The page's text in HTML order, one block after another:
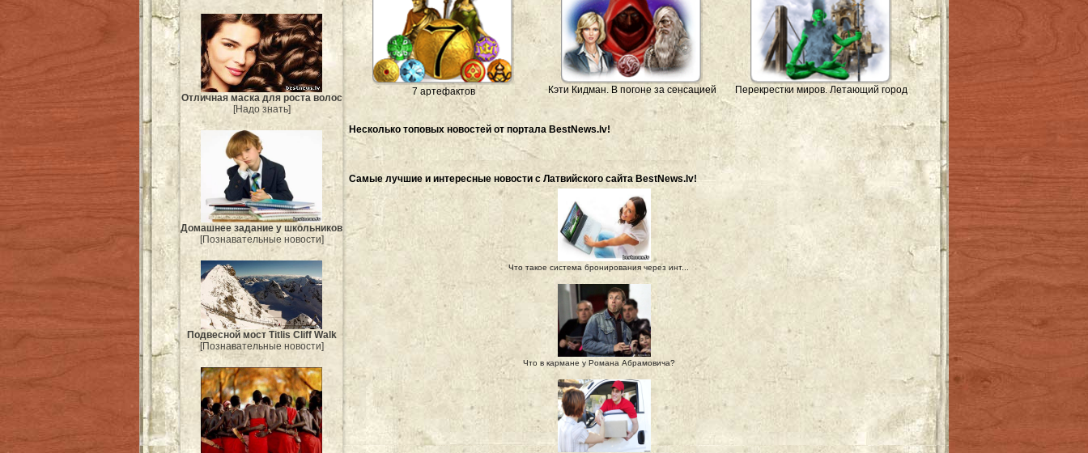
Отличная маска для роста волос
[Надо знать]
Домашнее задание у школьников
[Познавательные новости]
Подвесной мост Titlis Cliff Walk
[Познавательные новости]
7 артефактов Кэти Кидман. В погоне за сенсацией Перекрестки миров. Летающий город
Несколько топовых новостей от портала BestNews.lv!
Самые лучшие и интересные новости с Латвийского сайта BestNews.lv!
Что такое система бронирования через инт...
Что в кармане у Романа Абрамовича?